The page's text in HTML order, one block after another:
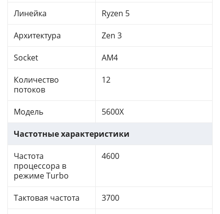
Линейка Ryzen 5
Архитектура Zen 3
Socket AM4
Количество
потоков
12
Модель 5600X
Частотные характеристики
Частота
процессора в
режиме Turbo
4600
Тактовая частота 3700